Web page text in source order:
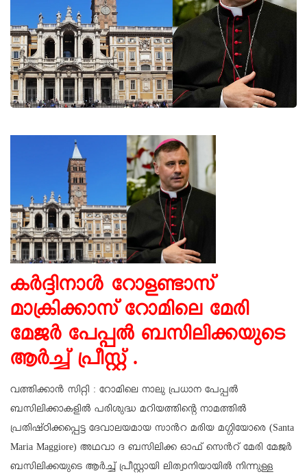
കര്‍ദ്ദിനാള്‍ റോളണ്ടാസ്
മാക്രിക്കാസ് റോമിലെ മേരി
മേജര്‍ പേപ്പല്‍ ബസിലിക്കയുടെ
ആര്‍ച്ച് പ്രീസ്റ്റ് .
വത്തിക്കാന്‍ സിറ്റി : റോമിലെ നാലു പ്രധാന പേപ്പൽ
ബസിലിക്കാകളിൽ പരിശുദ്ധ മറിയത്തിന്റെ നാമത്തിൽ
പ്രതിഷ്ഠിക്കപ്പെട്ട ദേവാലയമായ സാന്‍റ മരിയ മഗ്ഗിയോരെ (Santa
Maria Maggiore) അഥവാ ദ ബസിലിക്ക ഓഫ് സെന്‍റ് മേരി മേജര്‍
ബസിലിക്കയുടെ ആര്‍ച്ച് പ്രീസ്റ്റായി ലിത്വാനിയായില്‍ നിന്നുള്ള